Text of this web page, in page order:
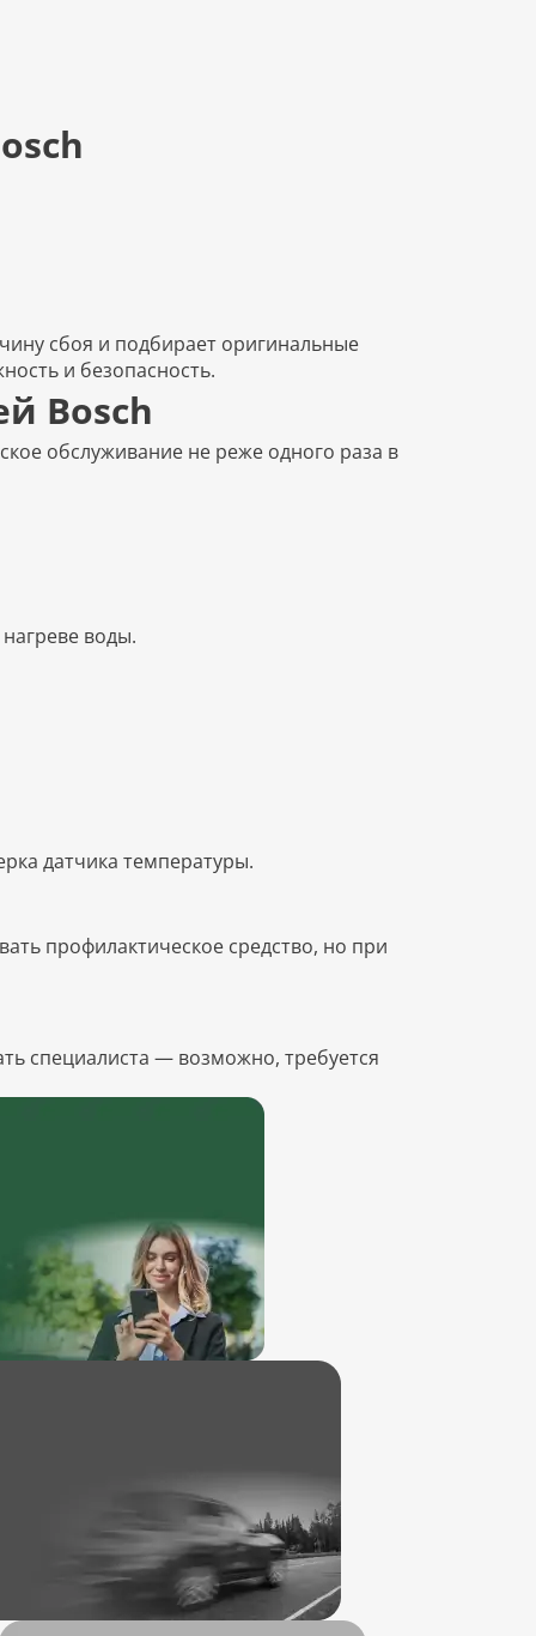
сбоя и подбирает оригинальные
и безопасность.
Bosch
обслуживание не реже одного раза в
воды.
датчика температуры.
профилактическое средство, но при
специалиста — возможно, требуется